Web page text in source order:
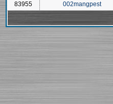
83955
002mangpest